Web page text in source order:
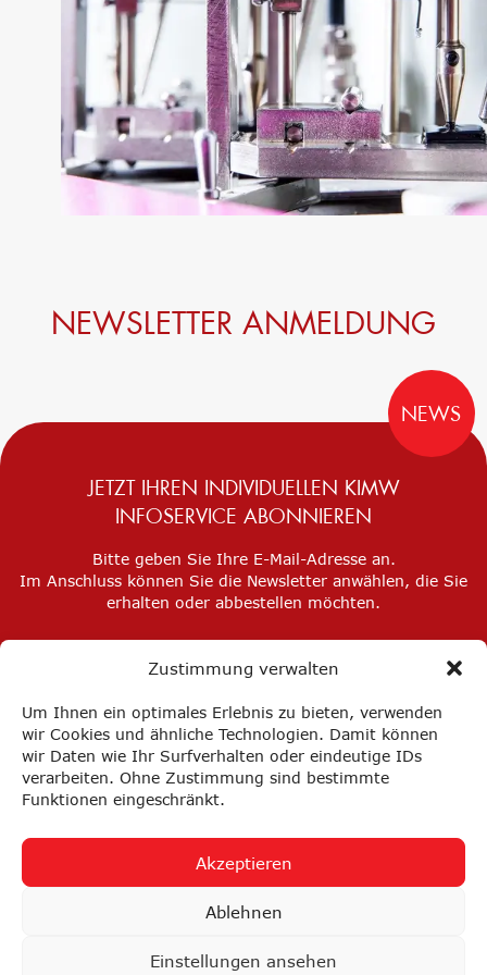
Zustimmung verwalten
Um Ihnen ein optimales Erlebnis zu bieten, verwenden
wir Cookies und ähnliche Technologien. Damit können
wir Daten wie Ihr Surfverhalten oder eindeutige IDs
verarbeiten. Ohne Zustimmung sind bestimmte
Funktionen eingeschränkt.
Akzeptieren
Ablehnen
Einstellungen ansehen
NEWSLETTER ANMELDUNG
NEWS
JETZT IHREN INDIVIDUELLEN KIMW
INFOSERVICE ABONNIEREN
Bitte geben Sie Ihre E-Mail-Adresse an.
Im Anschluss können Sie die Newsletter anwählen, die Sie
erhalten oder abbestellen möchten.
Impressum Datenschutz
Privatsphäre-Einstellungen
nach oben ↑